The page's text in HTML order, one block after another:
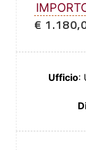
€
Ufficio: